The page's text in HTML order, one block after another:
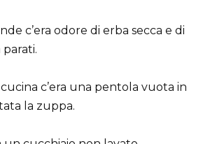
c’era odore di erba secca e di
c’era una pentola vuota in
la zuppa.